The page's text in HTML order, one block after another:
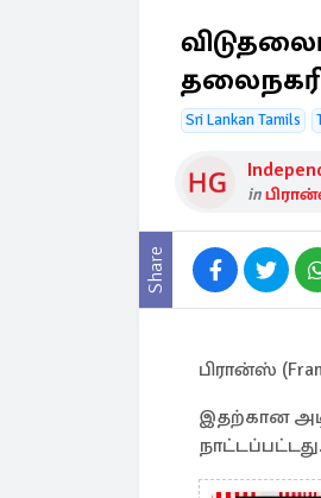
Sri Lankan Tamils
in
Share
பிரான்ஸ்
இதற்கான
நாட்டப்பட்டது.